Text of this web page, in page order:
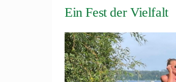
Ein Fest der Vielfalt